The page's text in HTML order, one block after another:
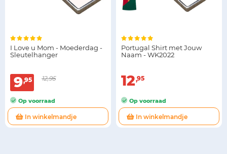
I Love u Mom - Moederdag -
Sleutelhanger
9 95 12,95
Op voorraad
In winkelmandje
Portugal Shirt met Jouw
Naam - WK2022
12 95
Op voorraad
In winkelmandje